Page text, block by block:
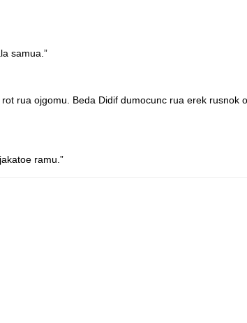
samua.”
rua ojgomu. Beda Didif dumocunc rua erek rusnok
ramu.”